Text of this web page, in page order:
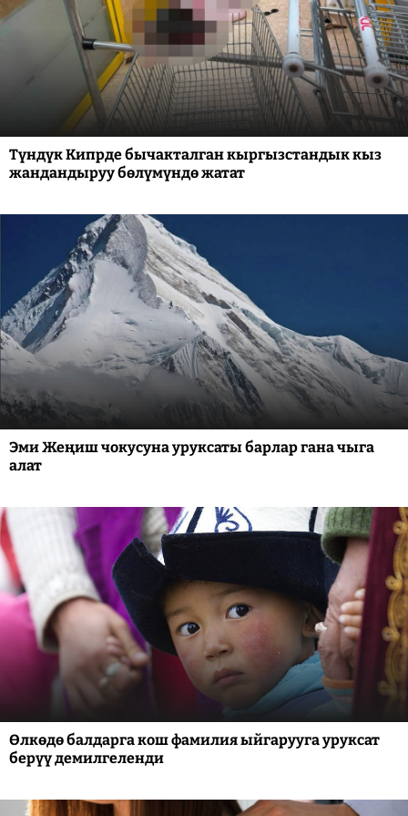
Түндүк Кипрде бычакталган кыргызстандык кыз
жандандыруу бөлүмүндө жатат
Эми Жеңиш чокусуна уруксаты барлар гана чыга
алат
Өлкөдө балдарга кош фамилия ыйгарууга уруксат
берүү демилгеленди